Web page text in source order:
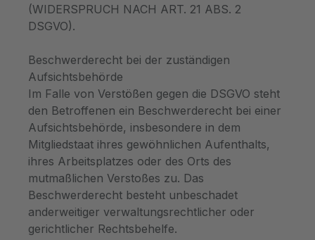
(WIDERSPRUCH NACH ART. 21 ABS. 2
DSGVO).
Beschwerderecht bei der zuständigen
Aufsichtsbehörde
Im Falle von Verstößen gegen die DSGVO steht
den Betroffenen ein Beschwerderecht bei einer
Aufsichtsbehörde, insbesondere in dem
Mitgliedstaat ihres gewöhnlichen Aufenthalts,
ihres Arbeitsplatzes oder des Orts des
mutmaßlichen Verstoßes zu. Das
Beschwerderecht besteht unbeschadet
anderweitiger verwaltungsrechtlicher oder
gerichtlicher Rechtsbehelfe.